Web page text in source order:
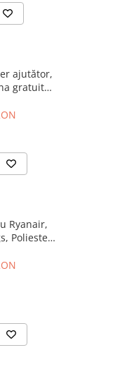
ajutător,
gratuit
Ryanair,
Poliester,